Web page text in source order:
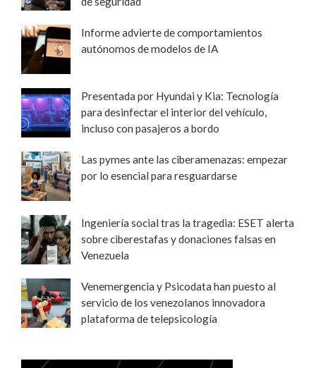
Informe advierte de comportamientos
autónomos de modelos de IA
Presentada por Hyundai y Kia: Tecnología
para desinfectar el interior del vehículo,
incluso con pasajeros a bordo
Las pymes ante las ciberamenazas: empezar
por lo esencial para resguardarse
Ingeniería social tras la tragedia: ESET alerta
sobre ciberestafas y donaciones falsas en
Venezuela
Venemergencia y Psicodata han puesto al
servicio de los venezolanos innovadora
plataforma de telepsicología